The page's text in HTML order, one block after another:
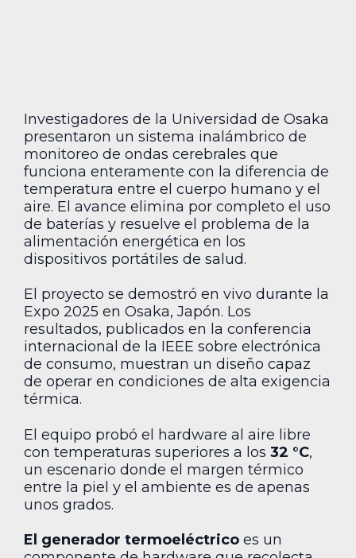
Investigadores de la Universidad de Osaka
presentaron un sistema inalámbrico de
monitoreo de ondas cerebrales que
funciona enteramente con la diferencia de
temperatura entre el cuerpo humano y el
aire. El avance elimina por completo el uso
de baterías y resuelve el problema de la
alimentación energética en los
dispositivos portátiles de salud.
El proyecto se demostró en vivo durante la
Expo 2025 en Osaka, Japón. Los
resultados, publicados en la conferencia
internacional de la IEEE sobre electrónica
de consumo, muestran un diseño capaz
de operar en condiciones de alta exigencia
térmica.
El equipo probó el hardware al aire libre
con temperaturas superiores a los 32 °C,
un escenario donde el margen térmico
entre la piel y el ambiente es de apenas
unos grados.
El generador termoeléctrico es un